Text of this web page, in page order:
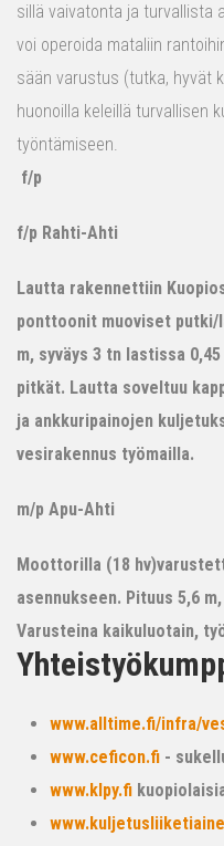
sillä vaivatonta ja turvallista
voi operoida mataliin
sään varustus (tutka, hyvät
huonoilla keleillä turvallisen
työntämiseen.
f/p
f/p Rahti-Ahti
Lautta rakennettiin
ponttoonit muoviset putki/
m, syväys 3 tn lastissa
pitkät. Lautta soveltuu
ja ankkuripainojen
vesirakennus työmailla.
m/p Apu-Ahti
Moottorilla (18
asennukseen. Pituus 5,6
Varusteina kaikuluotain,
www.alltime.fi/infra/
www.ceficon.fi -
www.klpy.fi